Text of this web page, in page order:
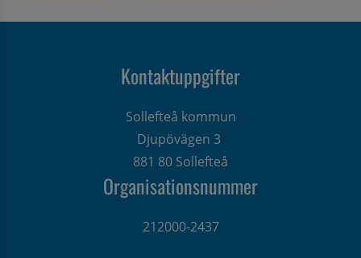
Kontaktuppgifter
Sollefteå kommun
Djupövägen 3
881 80 Sollefteå
Organisationsnummer
212000-2437